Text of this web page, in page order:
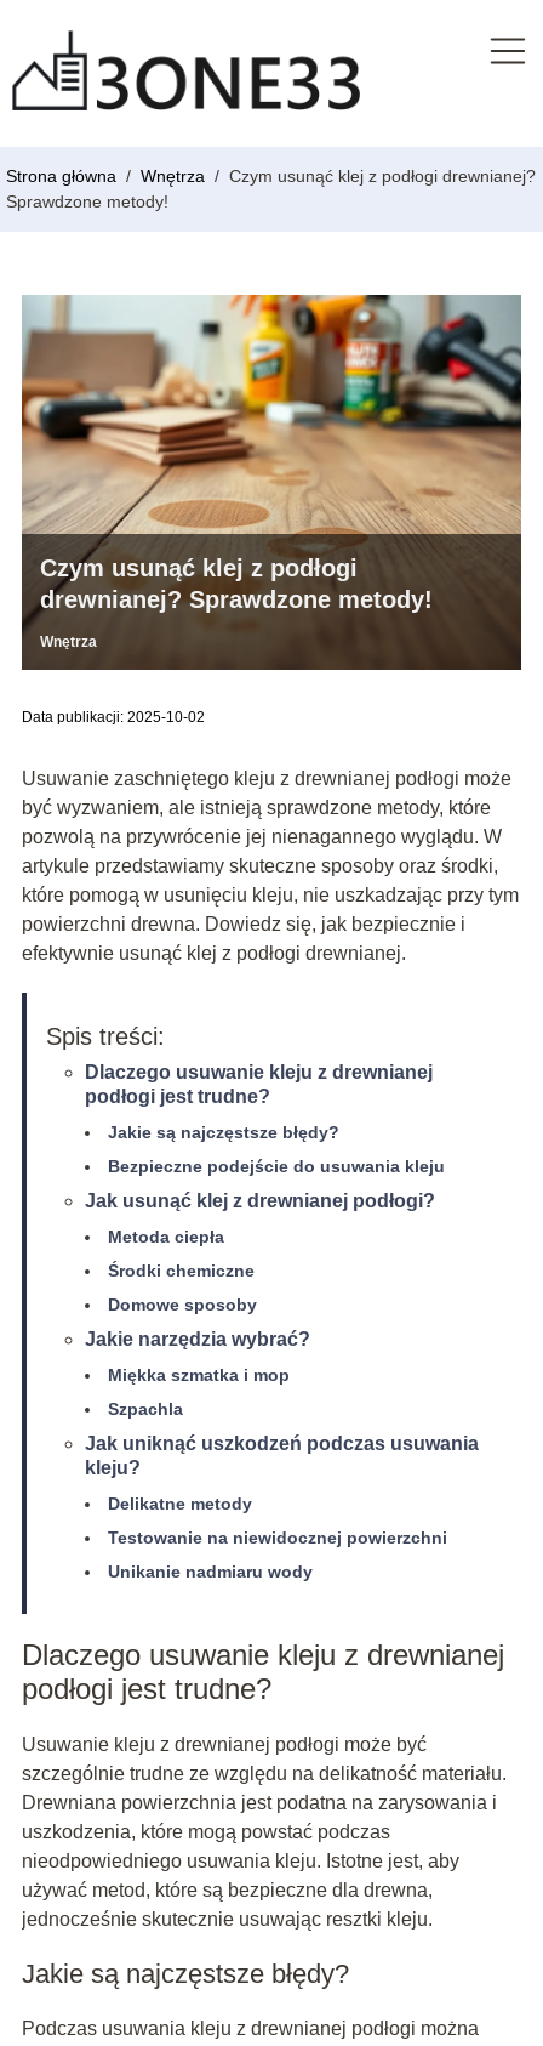
Strona główna / Wnętrza / Czym usunąć klej z podłogi drewnianej?
Sprawdzone metody!
Czym usunąć klej z podłogi
drewnianej? Sprawdzone metody!
Wnętrza
Data publikacji: 2025-10-02
Usuwanie zaschniętego kleju z drewnianej podłogi może
być wyzwaniem, ale istnieją sprawdzone metody, które
pozwolą na przywrócenie jej nienagannego wyglądu. W
artykule przedstawiamy skuteczne sposoby oraz środki,
które pomogą w usunięciu kleju, nie uszkadzając przy tym
powierzchni drewna. Dowiedz się, jak bezpiecznie i
efektywnie usunąć klej z podłogi drewnianej.
Spis treści:
Dlaczego usuwanie kleju z drewnianej
podłogi jest trudne?
Jakie są najczęstsze błędy?
Bezpieczne podejście do usuwania kleju
Jak usunąć klej z drewnianej podłogi?
Metoda ciepła
Środki chemiczne
Domowe sposoby
Jakie narzędzia wybrać?
Miękka szmatka i mop
Szpachla
Jak uniknąć uszkodzeń podczas usuwania
kleju?
Delikatne metody
Testowanie na niewidocznej powierzchni
Unikanie nadmiaru wody
Dlaczego usuwanie kleju z drewnianej
podłogi jest trudne?
Usuwanie kleju z drewnianej podłogi może być
szczególnie trudne ze względu na delikatność materiału.
Drewniana powierzchnia jest podatna na zarysowania i
uszkodzenia, które mogą powstać podczas
nieodpowiedniego usuwania kleju. Istotne jest, aby
używać metod, które są bezpieczne dla drewna,
jednocześnie skutecznie usuwając resztki kleju.
Jakie są najczęstsze błędy?
Podczas usuwania kleju z drewnianej podłogi można